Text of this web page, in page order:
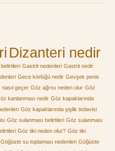
Dizanteri nedir
Gastrit nedenleri Gastrit nedir
Gece körlüğü nedir Gevşek penis
nasıl geçer Göz ağrısı neden olur Göz
kanlanması nedir Göz kapaklarında
Göz kapaklarında şişlik tedavisi
Göz sulanması belirtileri Göz sulanması
Göz tiki neden olur? Göz tiki
Göğüste su toplaması nedenleri Göğüste